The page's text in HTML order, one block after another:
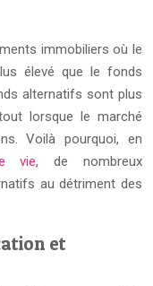
immobiliers où le
élevé que le fonds
alternatifs sont plus
lorsque le marché
Voilà pourquoi, en
vie, de nombreux
au détriment des
et